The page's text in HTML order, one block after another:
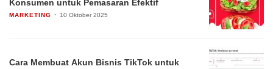
Konsumen untuk Pemasaran Efektif
MARKETING 10 Oktober 2025
Cara Membuat Akun Bisnis TikTok untuk